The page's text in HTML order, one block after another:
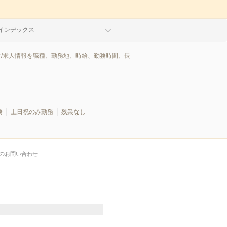
ンデックス
人情報を職種、勤務地、時給、勤務時間、長
土日祝のみ勤務 残業なし
お問い合わせ